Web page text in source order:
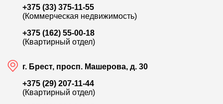
+375 (33) 375-11-55
(Коммерческая недвижимость)
+375 (162) 55-00-18
(Квартирный отдел)
г. Брест, просп. Машерова, д. 30
+375 (29) 207-11-44
(Квартирный отдел)